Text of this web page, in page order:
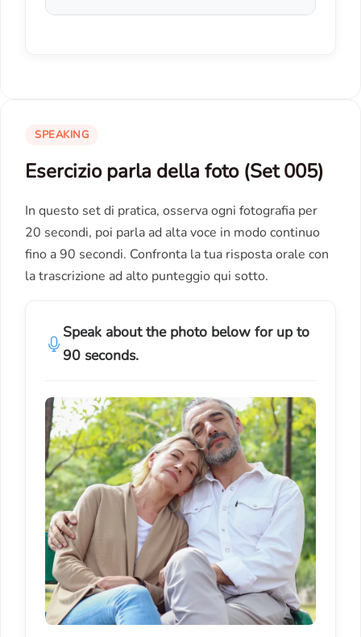
SPEAKING
Esercizio parla della foto (Set 005)
In questo set di pratica, osserva ogni fotografia per
20 secondi, poi parla ad alta voce in modo continuo
fino a 90 secondi. Confronta la tua risposta orale con
la trascrizione ad alto punteggio qui sotto.
Speak about the photo below for up to
90 seconds.